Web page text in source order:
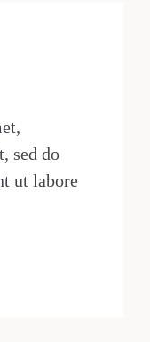
sed do
ut labore